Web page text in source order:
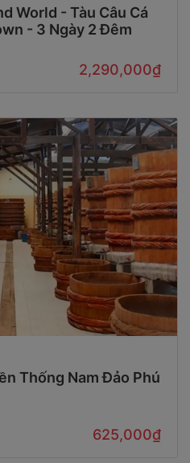
World - Tàu Câu Cá
- 3 Ngày 2 Đêm
2,290,000₫
Thống Nam Đảo Phú
625,000₫